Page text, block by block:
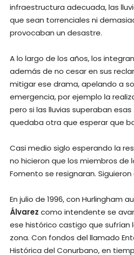
infraestructura adecuada, las
que sean torrenciales ni
provocaban un desastre.
A lo largo de los años, los
además de no cesar en sus
mitigar ese drama, apelando a
emergencia, por ejemplo la
pero si las lluvias superaban esas
quedaba otra que esperar que
Casi medio siglo esperando la
no hicieron que los miembros de
Fomento se resignaran. Siguieron
En julio de 1996, con Hurlingham
Álvarez como intendente se
ese histórico castigo que sufrían
zona. Con fondos del llamado
Histórica del Conurbano, en